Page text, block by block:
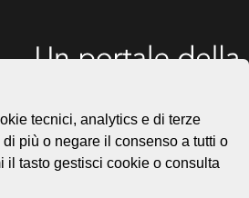
Città di Lugano
tecnici, analytics e di terze
più o negare il consenso a tutti o
il tasto gestisci cookie o consulta